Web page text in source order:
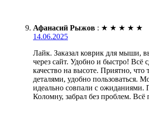
Афанасий Рыжов : ★ ★ ★ ★ ★
14.06.2025
Лайк. Заказал коврик для мыши,
через сайт. Удобно и быстро! Всё
качество на высоте. Приятно, что
деталями, удобно пользоваться.
идеально совпали с ожиданиями.
Коломну, забрал без проблем. Всё